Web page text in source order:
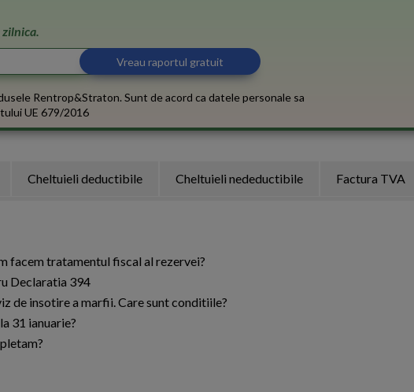
Rentrop&Straton. Sunt de acord ca datele personale sa
UE 679/2016
Cheltuieli deductibile Cheltuieli nedeductibile Factura TVA
facem tratamentul fiscal al rezervei?
Declaratia 394
de insotire a marfii. Care sunt conditiile?
31 ianuarie?